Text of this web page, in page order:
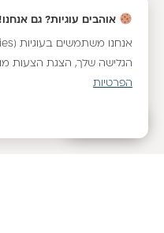
פרטי יצירת קשר
טלפון יועצת קורסים:
שירות לקוחות מחלקת
וואטסאפ
אוהבים עוגיות? גם אנחנו!
הגלישה שלך, הצגת הצעות
הפרטיות